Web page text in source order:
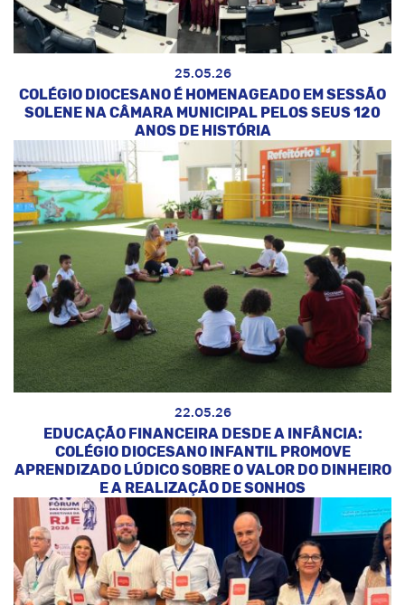
25.05.26
COLÉGIO DIOCESANO É HOMENAGEADO EM SESSÃO
SOLENE NA CÂMARA MUNICIPAL PELOS SEUS 120
ANOS DE HISTÓRIA
22.05.26
EDUCAÇÃO FINANCEIRA DESDE A INFÂNCIA:
COLÉGIO DIOCESANO INFANTIL PROMOVE
APRENDIZADO LÚDICO SOBRE O VALOR DO DINHEIRO
E A REALIZAÇÃO DE SONHOS